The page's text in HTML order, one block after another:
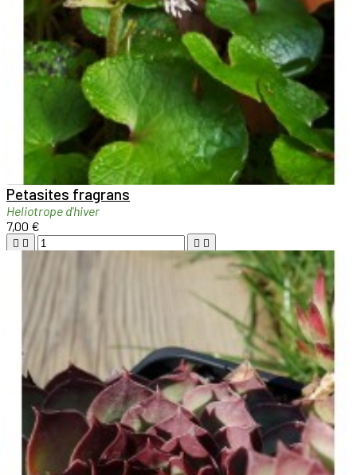

Petasites fragrans
Heliotrope d'hiver
7,00 €
   
Ajouter au panier